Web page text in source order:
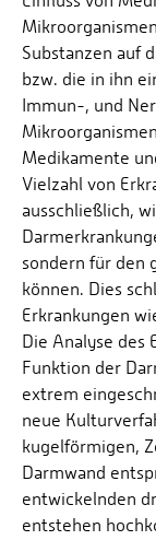
Substanzen auf
bzw. die in ihn
Immun-, und
Medikamente
Vielzahl von
ausschließlich,
sondern für den
können. Dies
Erkrankungen
Die Analyse des
Funktion der
extrem
neue
kugelförmigen,
Darmwand
entwickelnden
entstehen